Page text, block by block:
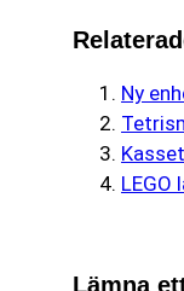
Ny
Lämna